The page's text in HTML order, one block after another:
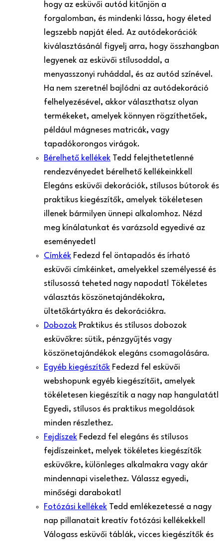
hogy az esküvői autód kitűnjön a
forgalomban, és mindenki lássa, hogy életed
legszebb napját éled. Az autódekorációk
kiválasztásánál figyelj arra, hogy összhangban
legyenek az esküvői stílusoddal, a
menyasszonyi ruháddal, és az autód színével.
Ha nem szeretnél bajlódni az autódekoráció
felhelyezésével, akkor választhatsz olyan
termékeket, amelyek könnyen rögzíthetőek,
például mágneses matricák, vagy
tapadókorongos virágok.
Bérelhető kellékek Tedd felejthetetlenné
rendezvényedet bérelhető kellékeinkkel!
Elegáns esküvői dekorációk, stílusos bútorok és
praktikus kiegészítők, amelyek tökéletesen
illenek bármilyen ünnepi alkalomhoz. Nézd
meg kínálatunkat és varázsold egyedivé az
eseményedet!
Címkék Fedezd fel öntapadós és írható
esküvői címkéinket, amelyekkel személyessé és
stílusossá teheted nagy napodat! Tökéletes
választás köszönetajándékokra,
ültetőkártyákra és dekorációkra.
Dobozok Praktikus és stílusos dobozok
esküvőkre: sütik, pénzgyűjtés vagy
köszönetajándékok elegáns csomagolására.
Egyéb kiegészítők Fedezd fel esküvői
webshopunk egyéb kiegészítőit, amelyek
tökéletesen kiegészítik a nagy nap hangulatát!
Egyedi, stílusos és praktikus megoldások
minden részlethez.
Fejdíszek Fedezd fel elegáns és stílusos
fejdíszeinket, melyek tökéletes kiegészítők
esküvőkre, különleges alkalmakra vagy akár
mindennapi viselethez. Válassz egyedi,
minőségi darabokat!
Fotózási kellékek Tedd emlékezetessé a nagy
nap pillanatait kreatív fotózási kellékekkel!
Válogass esküvői táblák, vicces kiegészítők és